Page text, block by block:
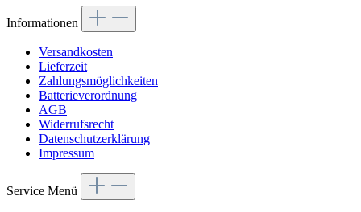
Informationen
Versandkosten
Lieferzeit
Zahlungsmöglichkeiten
Batterieverordnung
AGB
Widerrufsrecht
Datenschutzerklärung
Impressum
Service Menü